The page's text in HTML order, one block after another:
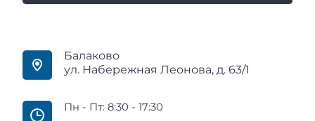
Балаково
ул. Набережная Леонова, д. 63/1
Пн - Пт: 8:30 - 17:30